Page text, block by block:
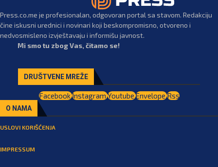
Press.co.me je profesionalan, odgovoran portal sa stavom. Redakciju
čine iskusni urednici i novinari koji beskompromisno, otvoreno i
nedvosmisleno izvještavaju i informišu javnost.
Mi smo tu zbog Vas, čitamo se!
DRUŠTVENE MREŽE
FacebookInstagramYoutubeEnvelopeRss
O NAMA
USLOVI KORIŠĆENJA
IMPRESSUM